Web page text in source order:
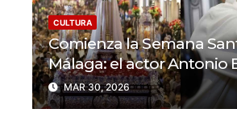
CULTURA
Comienza la Semana
Málaga: el actor Antonio
se une a la celebración
MAR 30, 2026